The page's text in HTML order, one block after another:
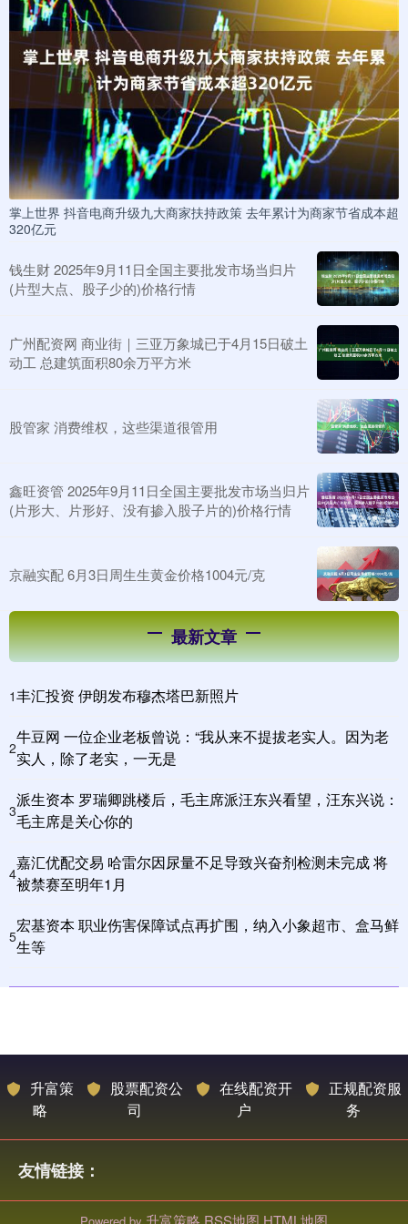
掌上世界 抖音电商升级九大商家扶持政策 去年累计为商家节省成本超
320亿元
钱生财 2025年9月11日全国主要批发市场当归片
(片型大点、股子少的)价格行情
广州配资网 商业街｜三亚万象城已于4月15日破土
动工 总建筑面积80余万平方米
股管家 消费维权，这些渠道很管用
鑫旺资管 2025年9月11日全国主要批发市场当归片
(片形大、片形好、没有掺入股子片的)价格行情
京融实配 6月3日周生生黄金价格1004元/克
最新文章
1丰汇投资 伊朗发布穆杰塔巴新照片
2
牛豆网 一位企业老板曾说：“我从来不提拔老实人。因为老
实人，除了老实，一无是
3
派生资本 罗瑞卿跳楼后，毛主席派汪东兴看望，汪东兴说：
毛主席是关心你的
4
嘉汇优配交易 哈雷尔因尿量不足导致兴奋剂检测未完成 将
被禁赛至明年1月
5
宏基资本 职业伤害保障试点再扩围，纳入小象超市、盒马鲜
生等
升富策
略
股票配资公
司
在线配资开
户
正规配资服
务
友情链接：